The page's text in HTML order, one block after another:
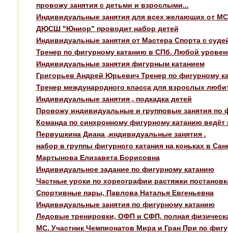
провожу занятия с детьми и взрослыми...
Индивидуальные занятия для всех желающих от МС
ДЮСШ "Юниор" проводит набор детей
Индивидуальные занятия от Мастера Спорта с
Тренер по фигурному катанию в СПб. Любой
Индивидуальные занятия фигурным катанием
Григорьев Андрей Юрьевич Тренер по фигурному
Тренер международного класса для взрослых
Индивидуальные занятия , подкадка детей
Провожу индивидуальные и групповые занятия
Команда по синхронному фигурному катанию ведёт
Первушкина Диана ,индивидуальные занятия .
набор в группы фигурного катания на коньках в
Мартынова Елизавета Борисовна
Индивидуальное задание по фигурному катанию
Частные уроки по хореографии растяжки
Спортивные пары, Павлова Наталья Евгеньевна
Индивидуальные занятия по фигурному катанию
Ледовые тренировки, ОФП и СФП, полная
МС. Участник Чемпионатов Мира и Гран При по